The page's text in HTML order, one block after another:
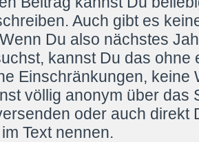
Auch gibt es
Du also nächstes
kannst Du das ohne
Einschränkungen, keine
völlig anonym über das
oder auch direkt
Text nennen.